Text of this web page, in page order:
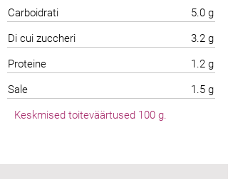
Carboidrati
5.0 g
Di cui zuccheri
3.2 g
Proteine
1.2 g
Sale
1.5 g
Keskmised toiteväärtused 100 g.